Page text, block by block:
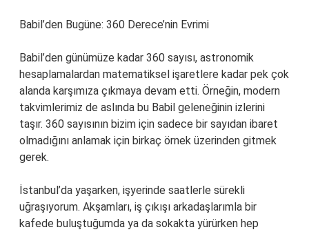
Babil’den Bugüne: 360 Derece’nin Evrimi
Babil’den günümüze kadar 360 sayısı, astronomik
hesaplamalardan matematiksel işaretlere kadar pek çok
alanda karşımıza çıkmaya devam etti. Örneğin, modern
takvimlerimiz de aslında bu Babil geleneğinin izlerini
taşır. 360 sayısının bizim için sadece bir sayıdan ibaret
olmadığını anlamak için birkaç örnek üzerinden gitmek
gerek.
İstanbul’da yaşarken, işyerinde saatlerle sürekli
uğraşıyorum. Akşamları, iş çıkışı arkadaşlarımla bir
kafede buluştuğumda ya da sokakta yürürken hep